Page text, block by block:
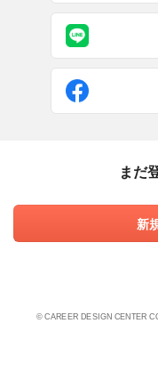
まだ
新
© CAREER DESIGN CENTER